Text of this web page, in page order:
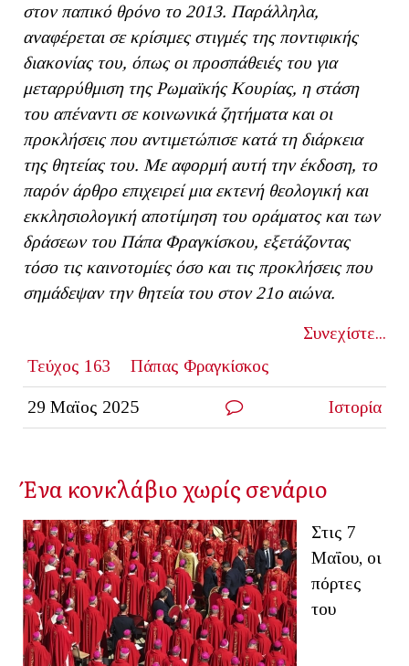
στον παπικό θρόνο το 2013. Παράλληλα,
αναφέρεται σε κρίσιμες στιγμές της ποντιφικής
διακονίας του, όπως οι προσπάθειές του για
μεταρρύθμιση της Ρωμαϊκής Κουρίας, η στάση
του απέναντι σε κοινωνικά ζητήματα και οι
προκλήσεις που αντιμετώπισε κατά τη διάρκεια
της θητείας του. Με αφορμή αυτή την έκδοση, το
παρόν άρθρο επιχειρεί μια εκτενή θεολογική και
εκκλησιολογική αποτίμηση του οράματος και των
δράσεων του Πάπα Φραγκίσκου, εξετάζοντας
τόσο τις καινοτομίες όσο και τις προκλήσεις που
σημάδεψαν την θητεία του στον 21ο αιώνα.
Συνεχίστε...
Τεύχος 163
Πάπας Φραγκίσκος
29 Μαϊος 2025 Ιστορία
Ένα κονκλάβιο χωρίς σενάριο
Στις 7
Μαΐου, οι
πόρτες
του